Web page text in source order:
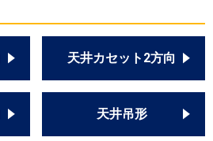
天井カセット2方向
天井吊形